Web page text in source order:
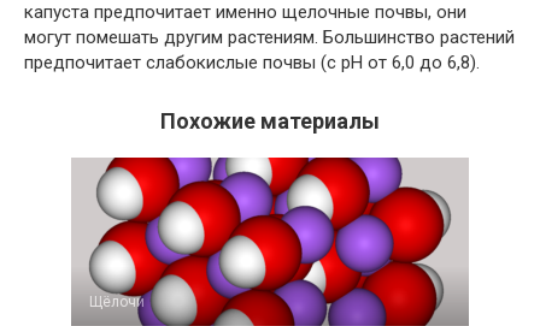
капуста предпочитает именно щелочные почвы, они
могут помешать другим растениям. Большинство растений
предпочитает слабокислые почвы (с pH от 6,0 до 6,8).
Похожие материалы
Щёлочи